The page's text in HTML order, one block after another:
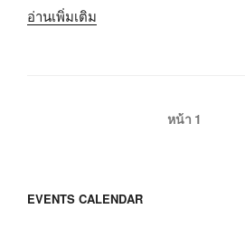
อ่านเพิ่มเติม
หน้า 1
EVENTS CALENDAR